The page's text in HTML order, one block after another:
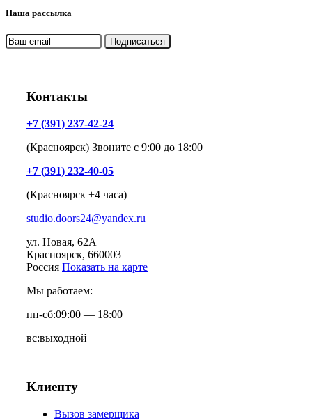
Наша рассылка
Контакты
+7 (391) 237-42-24
(Красноярск) Звоните с 9:00 до 18:00
+7 (391) 232-40-05
(Красноярск +4 часа)
studio.doors24@yandex.ru
ул. Новая, 62А
Красноярск, 660003
Россия Показать на карте
Мы работаем:
пн-сб:09:00 — 18:00
вс:выходной
Клиенту
Вызов замерщика